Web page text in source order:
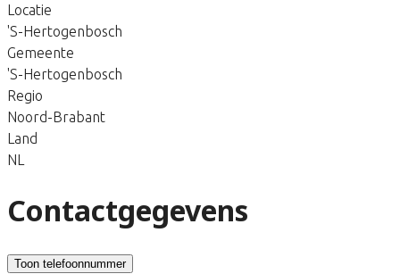
Locatie
'S-Hertogenbosch
Gemeente
'S-Hertogenbosch
Regio
Noord-Brabant
Land
NL
Contactgegevens
Toon telefoonnummer